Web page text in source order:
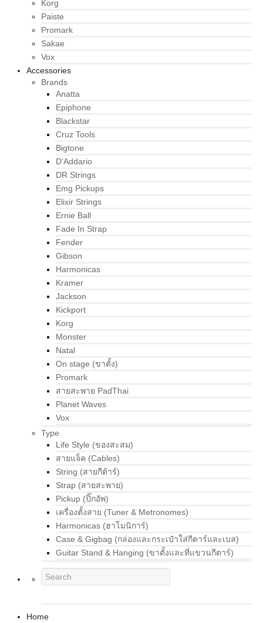
Korg
Paiste
Promark
Sakae
Vox
Accessories
Brands
Anatta
Epiphone
Blackstar
Cruz Tools
Bigtone
D’Addario
DR Strings
Emg Pickups
Elixir Strings
Ernie Ball
Fade In Strap
Fender
Gibson
Harmonicas
Kramer
Jackson
Kickport
Korg
Monster
Natal
On stage (ขาตั้ง)
Promark
สายสะพาย PadThai
Planet Waves
Vox
Type
Life Style (ของสะสม)
สายแจ็ค (Cables)
String (สายกีต้าร์)
Strap (สายสะพาย)
Pickup (ปิ๊กอัพ)
เครื่องตั้งสาย (Tuner & Metronomes)
Harmonicas (ฮาโมนิการ์)
Case & Gigbag (กล่องและกระเป๋าใส่กีตาร์และเบส)
Guitar Stand & Hanging (ขาตั้งและที่แขวนกีตาร์)
Home